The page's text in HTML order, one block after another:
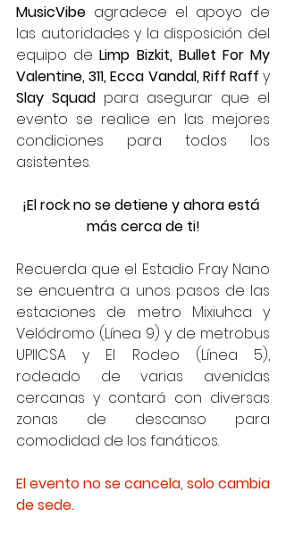
MusicVibe agradece el apoyo de
las autoridades y la disposición del
equipo de Limp Bizkit, Bullet For My
Valentine, 311, Ecca Vandal, Riff Raff
Slay Squad para asegurar que el
evento se realice en las mejores
condiciones para todos los
asistentes.
¡El rock no se detiene y ahora está
más cerca de ti!
Recuerda que el Estadio Fray Nano
se encuentra a unos pasos de las
estaciones de metro Mixiuhca y
Velódromo (Línea 9) y de metrobus
UPIICSA y El Rodeo (Línea 5),
rodeado de varias avenidas
cercanas y contará con diversas
zonas de descanso para
comodidad de los fanáticos.
El evento no se cancela, solo cambia
de sede.